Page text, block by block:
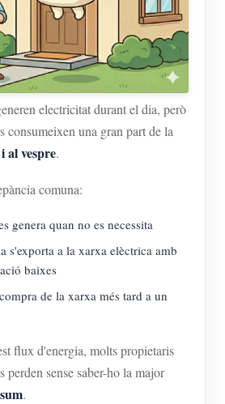
electricitat durant el dia, però
consumeixen una gran part de la
al vespre.
comuna:
genera quan no es necessita
s'exporta a la xarxa elèctrica amb
baixes
de la xarxa més tard a un
flux d'energia, molts propietaris
perden sense saber-ho la major
.